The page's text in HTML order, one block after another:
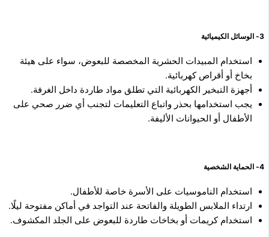
3- الوسائل الكيميائية
استخدام المبيدات الحشرية المخصصة للبعوض، سواء على هيئة
بخاخ أو أقراص كهربائية.
أجهزة التبخير الكهربائية التي تطلق مواد طاردة داخل الغرفة.
يجب استخدامها بحذر واتباع التعليمات لتجنب أي ضرر صحي على
الأطفال أو الحيوانات الأليفة.
4- الحماية الشخصية
استخدام الناموسيات على الأسرة خاصة للأطفال.
ارتداء الملابس الطويلة والفاتحة عند التواجد في أماكن مفتوحة ليلًا.
استخدام كريمات أو بخاخات طاردة للبعوض على الجلد المكشوف.